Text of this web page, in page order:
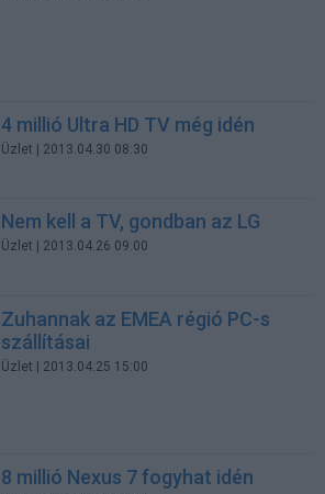
4 millió Ultra HD TV még idén
Üzlet | 2013.04.30 08:30
Nem kell a TV, gondban az LG
Üzlet | 2013.04.26 09:00
Zuhannak az EMEA régió PC-s
szállításai
Üzlet | 2013.04.25 15:00
8 millió Nexus 7 fogyhat idén